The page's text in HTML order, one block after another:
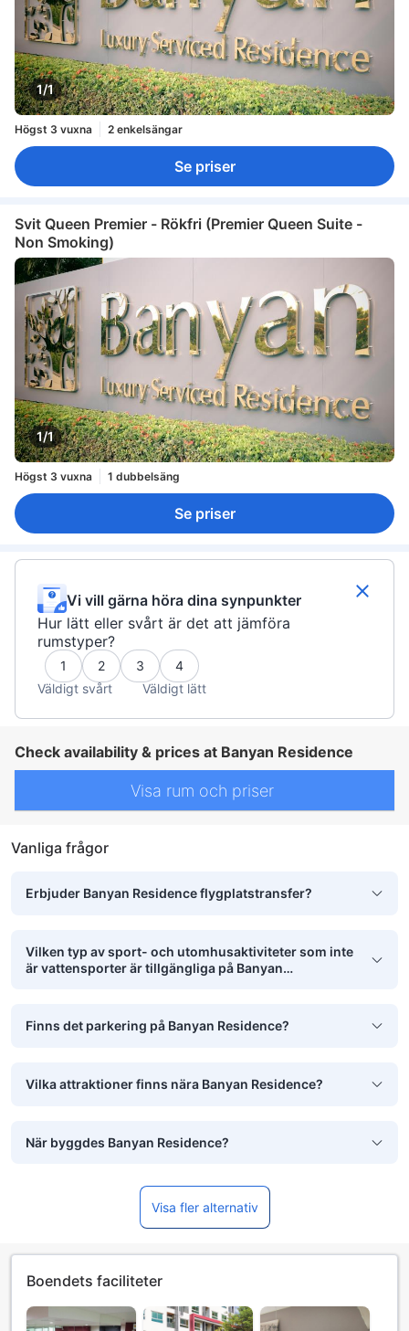
1/1
Högst 3 vuxna 2 enkelsängar
Se priser
Svit Queen Premier - Rökfri (Premier Queen Suite -
Non Smoking)
1/1
Högst 3 vuxna 1 dubbelsäng
Se priser
Vi vill gärna höra dina synpunkter
Hur lätt eller svårt är det att jämföra
rumstyper?
1 2 3
4
Väldigt svårt
Väldigt lätt
Check availability & prices at Banyan Residence
Visa rum och priser
Vanliga frågor
Erbjuder Banyan Residence flygplatstransfer?
Vilken typ av sport- och utomhusaktiviteter som inte
är vattensporter är tillgängliga på Banyan
Finns det parkering på Banyan Residence?
Vilka attraktioner finns nära Banyan Residence?
När byggdes Banyan Residence?
Visa fler alternativ
Boendets faciliteter